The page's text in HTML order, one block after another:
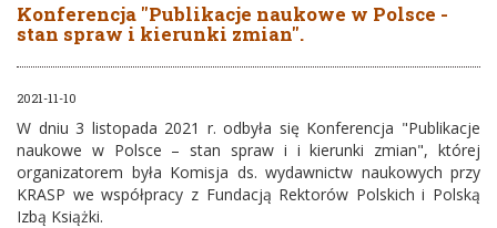
Konferencja "Publikacje naukowe w Polsce -
stan spraw i kierunki zmian".
2021-11-10
W dniu 3 listopada 2021 r. odbyła się Konferencja "Publikacje
naukowe w Polsce – stan spraw i i kierunki zmian", której
organizatorem była Komisja ds. wydawnictw naukowych przy
KRASP we współpracy z Fundacją Rektorów Polskich i Polską
Izbą Książki.